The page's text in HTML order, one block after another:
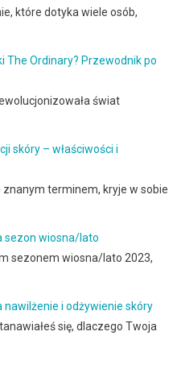
które dotyka wiele osób,
The Ordinary? Przewodnik po
świat
skóry – właściwości i
znanym terminem, kryje w sobie
sezon wiosna/lato
sezonem wiosna/lato 2023,
nawilżenie i odżywienie skóry
się, dlaczego Twoja